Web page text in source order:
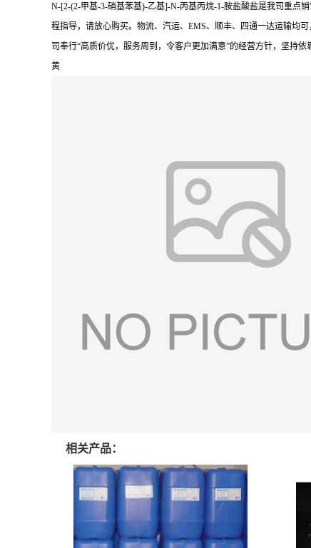
N-[2-(2-甲基-3-硝基苯基)-乙基]-N-丙基丙烷-1-胺盐酸盐是我司重点
程指导，请放心购买。物流、汽运、EMS、顺丰、四通一达运输均
司奉行“高质价优，服务周到，令客户更加满意”的经营方针，坚持
黄
相关产品：